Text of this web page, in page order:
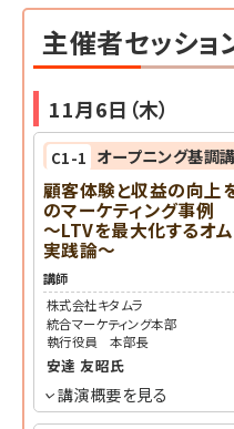
主催者セッショ
11月6日（木）
C1-1 オープニング基調
顧客体験と収益の向上
のマーケティング事例
～LTVを最大化するオ
実践論～
講師
株式会社キタムラ
統合マーケティング本部
執行役員 本部長
安達 友昭氏
講演概要を見る